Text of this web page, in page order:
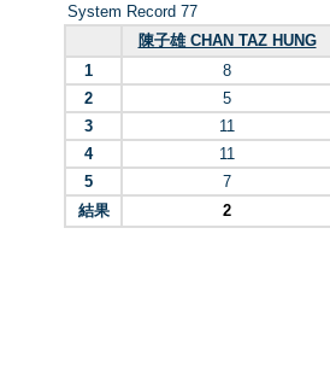
System Record 77
陳子雄 CHAN TAZ HUNG
1
8
2
5
3
11
4
11
5
7
結果
2